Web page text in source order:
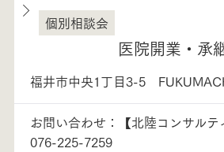
福井県
個別相談会
医院開業・承
福井市中央1丁目3-5
お問い合わせ：【北陸コンサルテ
076-225-7259